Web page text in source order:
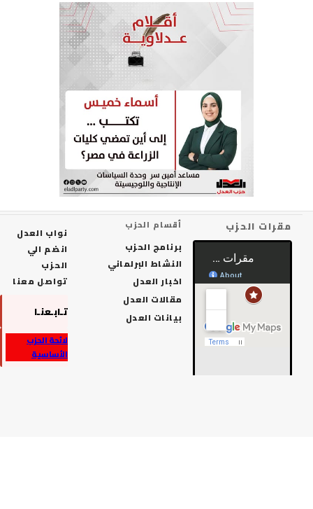
الحزب أقسام الحزب
برنامج الحزب
النشاط البرلماني
اخبار العدل
مقالات العدل
بيانات العدل
نواب العدل
انضم الي
تواصل معنا
تـابـعنـا
لائحة الحزب
الأساسية